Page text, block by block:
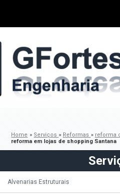
Home » Serviços » Reformas » reforma
reforma em lojas de shopping Santana
Alvenarias Estruturais